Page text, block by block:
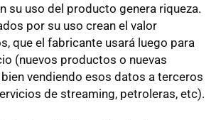
su uso del producto genera riqueza.
por su uso crean el valor
que el fabricante usará luego para
(nuevos productos o nuevas
vendiendo esos datos a terceros
de streaming, petroleras, etc).